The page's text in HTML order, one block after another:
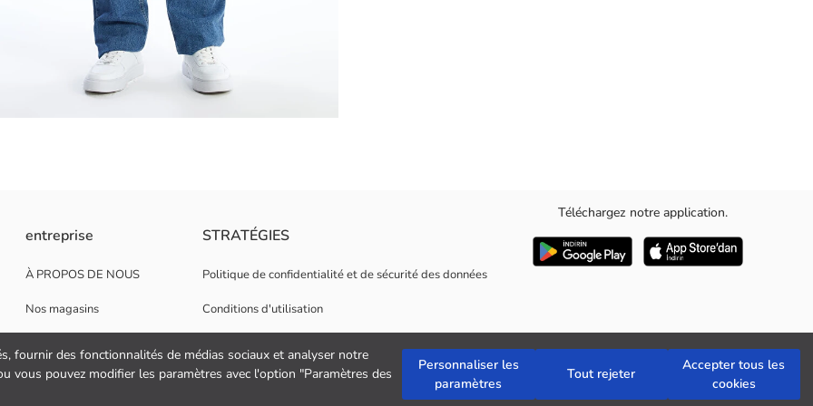
fournir des fonctionnalités de médias sociaux et analyser notre
vous pouvez modifier les paramètres avec l'option "Paramètres des
Personnaliser les
paramètres
Tout rejeter
Accepter tous les
cookies
design simple et élégant. Alliant style et confort, elle constitue un basique polyvalent pour toute garde-robe.
entreprise
À PROPOS DE NOUS
Nos magasins
Soutien aux entreprises
STRATÉGIES
Politique de confidentialité et de sécurité des données
Conditions d'utilisation
Téléchargez notre application.